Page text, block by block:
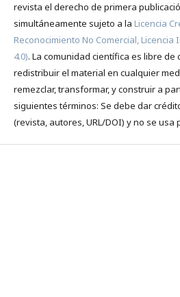
revista el derecho de primera
simultáneamente sujeto a la Licencia
Reconocimiento No Comercial, Licencia
4.0). La comunidad científica es libre de
redistribuir el material en cualquier
remezclar, transformar, y construir a
siguientes términos: Se debe dar
(revista, autores, URL/DOI) y no se usa